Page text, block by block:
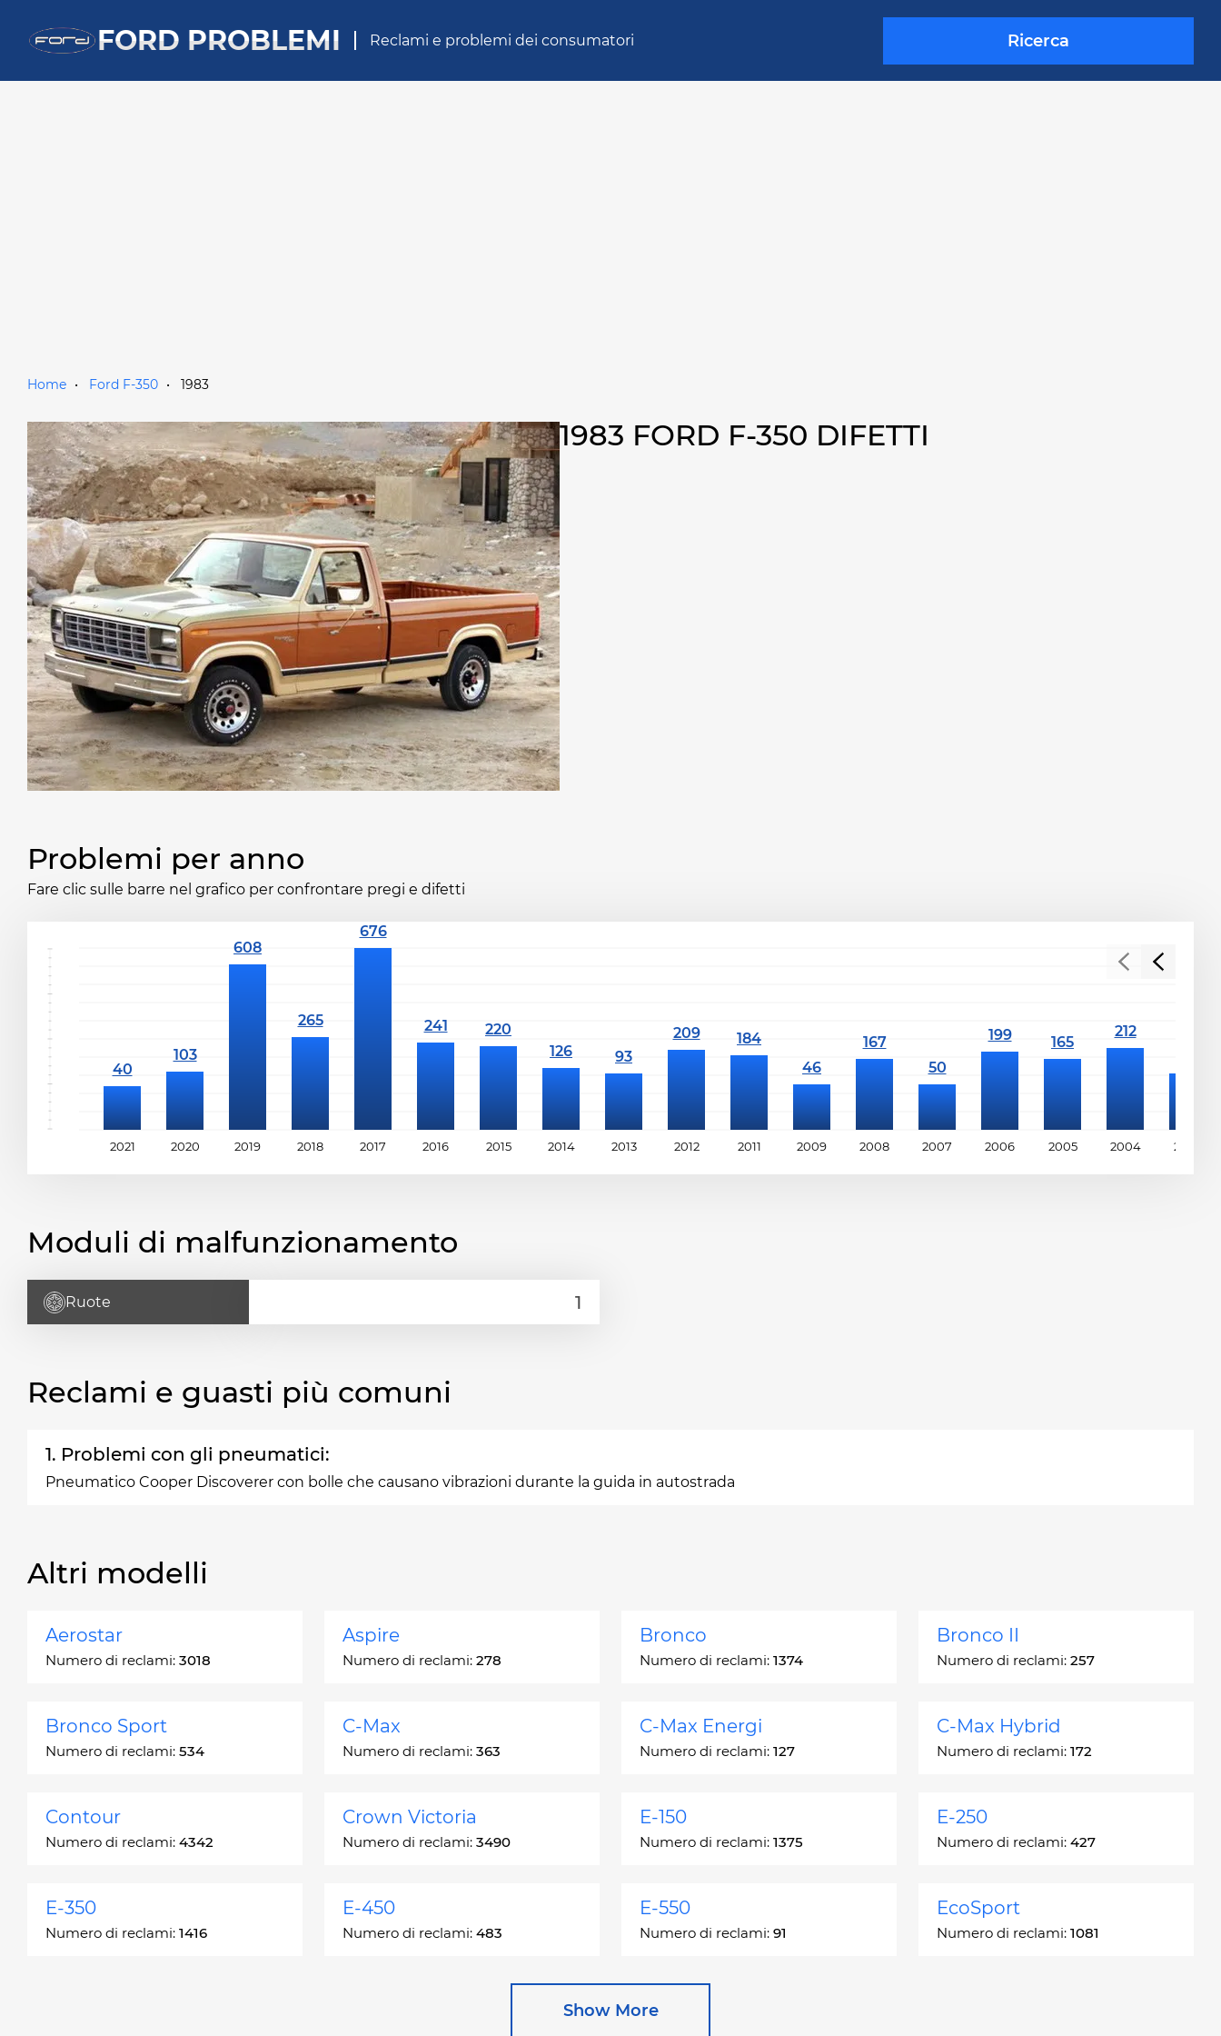
FORD PROBLEMI Reclami e problemi dei consumatori Ricerca
Home Ford F-350 1983
1983 FORD F-350 DIFETTI
Problemi per anno
Fare clic sulle barre nel grafico per confrontare pregi e difetti
2021 2020 2019 2018 2017 2016 2015 2014 2013 2012 2011 2009 2008 2007 2006 2005 2004 2003
Moduli di malfunzionamento
Ruote
Reclami e guasti più comuni
1. Problemi con gli pneumatici:
Pneumatico Cooper Discoverer con bolle che causano vibrazioni durante la guida in autostrada
Altri modelli
Aerostar
Numero di reclami: 3018
Aspire
Numero di reclami: 278
Bronco
Numero di reclami: 1374
Bronco II
Numero di reclami: 257
Bronco Sport
Numero di reclami: 534
C-Max
Numero di reclami: 363
C-Max Energi
Numero di reclami: 127
C-Max Hybrid
Numero di reclami: 172
Contour
Numero di reclami: 4342
Crown Victoria
Numero di reclami: 3490
E-150
Numero di reclami: 1375
E-250
Numero di reclami: 427
E-350
Numero di reclami: 1416
E-450
Numero di reclami: 483
E-550
Numero di reclami: 91
EcoSport
Numero di reclami: 1081
Show More